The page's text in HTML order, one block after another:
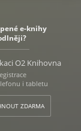
e-knihy
O2 Knihovna
i tabletu
ZDARMA